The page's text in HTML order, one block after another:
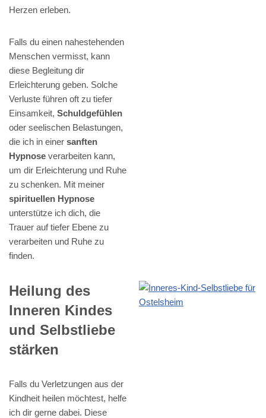
Herzen erleben.
Falls du einen nahestehenden
Menschen vermisst, kann
diese Begleitung dir
Erleichterung geben. Solche
Verluste führen oft zu tiefer
Einsamkeit, Schuldgefühlen
oder seelischen Belastungen,
die ich in einer sanften
Hypnose verarbeiten kann,
um dir Erleichterung und Ruhe
zu schenken. Mit meiner
spirituellen Hypnose
unterstütze ich dich, die
Trauer auf tiefer Ebene zu
verarbeiten und Ruhe zu
finden.
Heilung des
Inneren Kindes
und Selbstliebe
stärken
Falls du Verletzungen aus der
Kindheit heilen möchtest, helfe
ich dir gerne dabei. Diese